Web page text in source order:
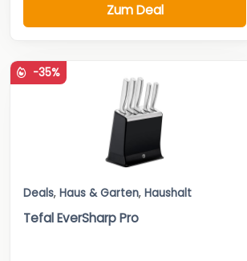
Zum Deal
-35%
Deals, Haus & Garten, Haushalt
Tefal EverSharp Pro